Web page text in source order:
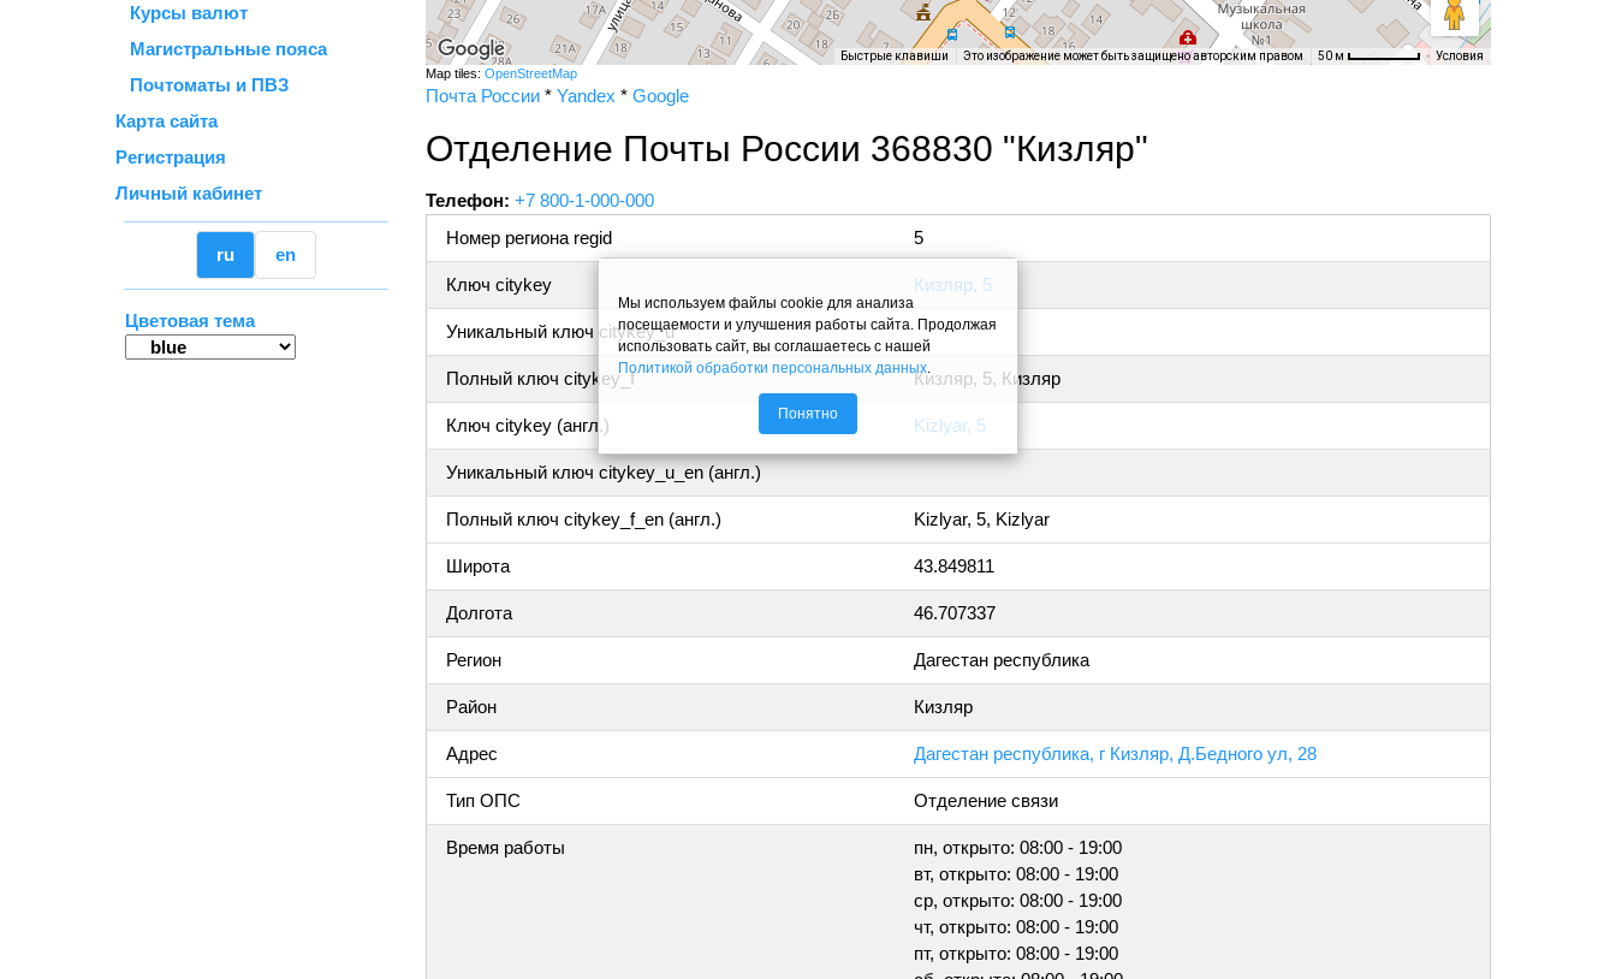
Курсы валют
Магистральные пояса
Почтоматы и ПВЗ
Карта сайта
Регистрация
Личный кабинет
ru en
Цветовая тема
Быстрые клавиши Это изображение может быть защищено авторским правом 50 м Условия
Map tiles: OpenStreetMap
Почта России * Yandex * Google
Отделение Почты России 368830 "Кизляр"
Телефон: +7 800-1-000-000
Номер региона regid
5
Ключ citykey Кизляр, 5
Уникальный ключ citykey_u
Полный ключ citykey_f Кизляр, 5, Кизляр
Ключ citykey (англ.) Kizlyar, 5
Уникальный ключ citykey_u_en (англ.)
Полный ключ citykey_f_en (англ.) Kizlyar, 5, Kizlyar
Широта 43.849811
Долгота 46.707337
Регион Дагестан республика
Район Кизляр
Адрес Дагестан республика, г Кизляр, Д.Бедного ул, 28
Тип ОПС Отделение связи
Время работы
пн, открыто: 08:00 - 19:00
вт, открыто: 08:00 - 19:00
ср, открыто: 08:00 - 19:00
чт, открыто: 08:00 - 19:00
пт, открыто: 08:00 - 19:00
Мы используем файлы cookie для анализа
посещаемости и улучшения работы сайта. Продолжая
использовать сайт, вы соглашаетесь с нашей
Политикой обработки персональных данных.
Понятно